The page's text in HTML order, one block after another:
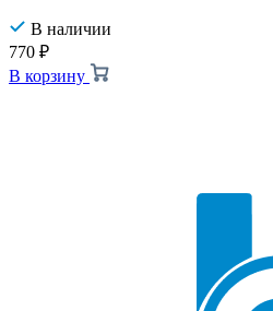
В наличии
770 ₽
В корзину